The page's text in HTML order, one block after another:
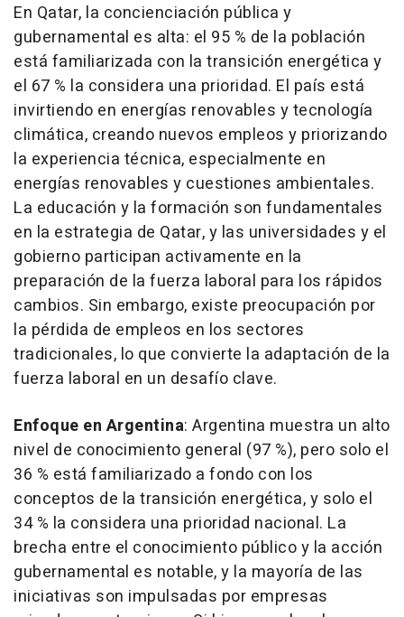
En Qatar, la concienciación pública y
gubernamental es alta: el 95 % de la población
está familiarizada con la transición energética y
el 67 % la considera una prioridad. El país está
invirtiendo en energías renovables y tecnología
climática, creando nuevos empleos y priorizando
la experiencia técnica, especialmente en
energías renovables y cuestiones ambientales.
La educación y la formación son fundamentales
en la estrategia de Qatar, y las universidades y el
gobierno participan activamente en la
preparación de la fuerza laboral para los rápidos
cambios. Sin embargo, existe preocupación por
la pérdida de empleos en los sectores
tradicionales, lo que convierte la adaptación de la
fuerza laboral en un desafío clave.
Enfoque en Argentina: Argentina muestra un alto
nivel de conocimiento general (97 %), pero solo el
36 % está familiarizado a fondo con los
conceptos de la transición energética, y solo el
34 % la considera una prioridad nacional. La
brecha entre el conocimiento público y la acción
gubernamental es notable, y la mayoría de las
iniciativas son impulsadas por empresas